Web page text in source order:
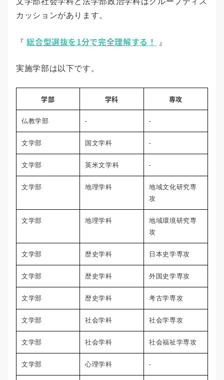
カッションがあります。
『総合型選抜を1分で完全理解する！ 』
実施学部は以下です。
学部 学科 専攻
仏教学部 - -
文学部 国文学科 -
文学部 英米文学科 -
文学部 地理学科
地域文化研究専
攻
文学部 地理学科
地域環境研究専
攻
文学部 歴史学科 日本史学専攻
文学部 歴史学科 外国史学専攻
文学部 歴史学科 考古学専攻
文学部 社会学科 社会学専攻
文学部 社会学科 社会福祉学専攻
文学部 心理学科 -